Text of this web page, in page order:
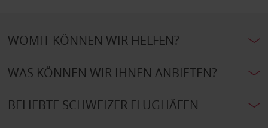
WOMIT KÖNNEN WIR HELFEN?
WAS KÖNNEN WIR IHNEN ANBIETEN?
BELIEBTE SCHWEIZER FLUGHÄFEN